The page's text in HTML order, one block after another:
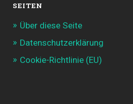
SEITEN
Über diese Seite
Datenschutzerklärung
Cookie-Richtlinie (EU)